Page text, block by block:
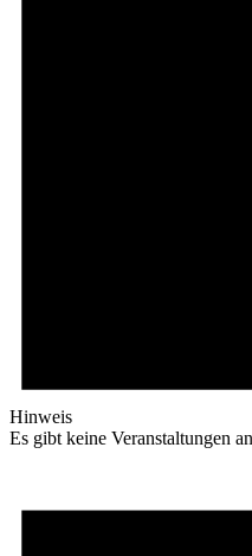
Hinweis
Es gibt keine Veranstaltungen